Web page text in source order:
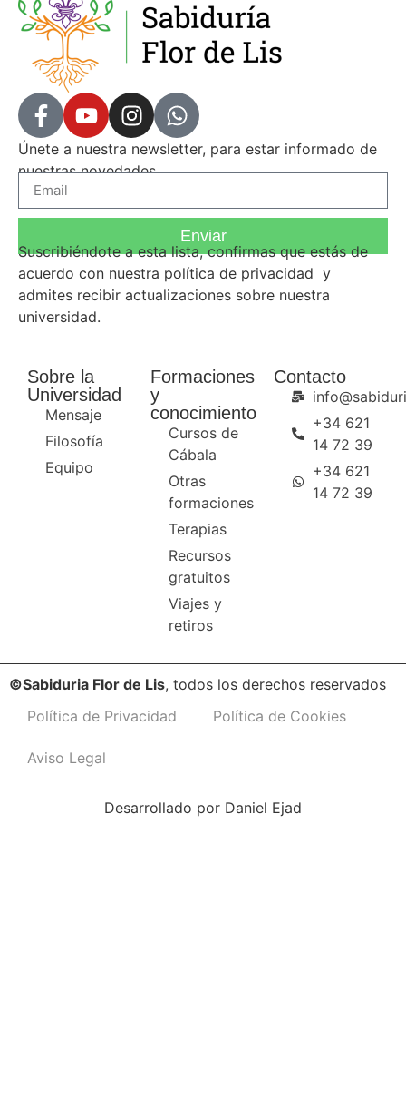
Únete a nuestra newsletter, para estar informado de
nuestras novedades.
Enviar
Suscribiéndote a esta lista, confirmas que estás de
acuerdo con nuestra política de privacidad y
admites recibir actualizaciones sobre nuestra
universidad.
Sobre la
Universidad
Mensaje
Filosofía
Equipo
Formaciones
y
conocimiento
Cursos de
Cábala
Otras
formaciones
Terapias
Recursos
gratuitos
Viajes y
retiros
Contacto
+34 621
14 72 39
+34 621
14 72 39
©Sabiduria Flor de Lis, todos los derechos reservados
Política de Privacidad
Política de Cookies
Aviso Legal
Desarrollado por Daniel Ejad